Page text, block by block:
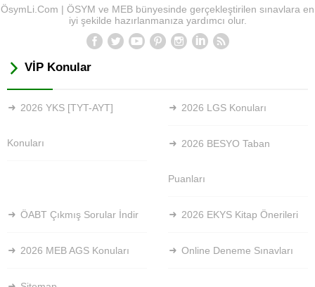
ÖsymLi.Com | ÖSYM ve MEB bünyesinde gerçekleştirilen sınavlara en
iyi şekilde hazırlanmanıza yardımcı olur.
VİP Konular
2026 YKS [TYT-AYT]
Konuları
2026 LGS Konuları
2026 BESYO Taban
Puanları
ÖABT Çıkmış Sorular İndir 2026 EKYS Kitap Önerileri
2026 MEB AGS Konuları Online Deneme Sınavları